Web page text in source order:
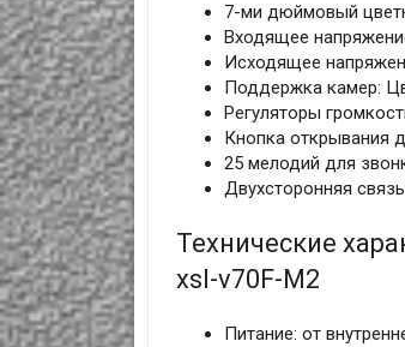
7-ми дюймовый
Входящее
Исходящее
Поддержка камер:
Регуляторы
Кнопка открывания
25 мелодий для
Двухсторонняя
Технические
xsl-v70F-M2
Питание: от